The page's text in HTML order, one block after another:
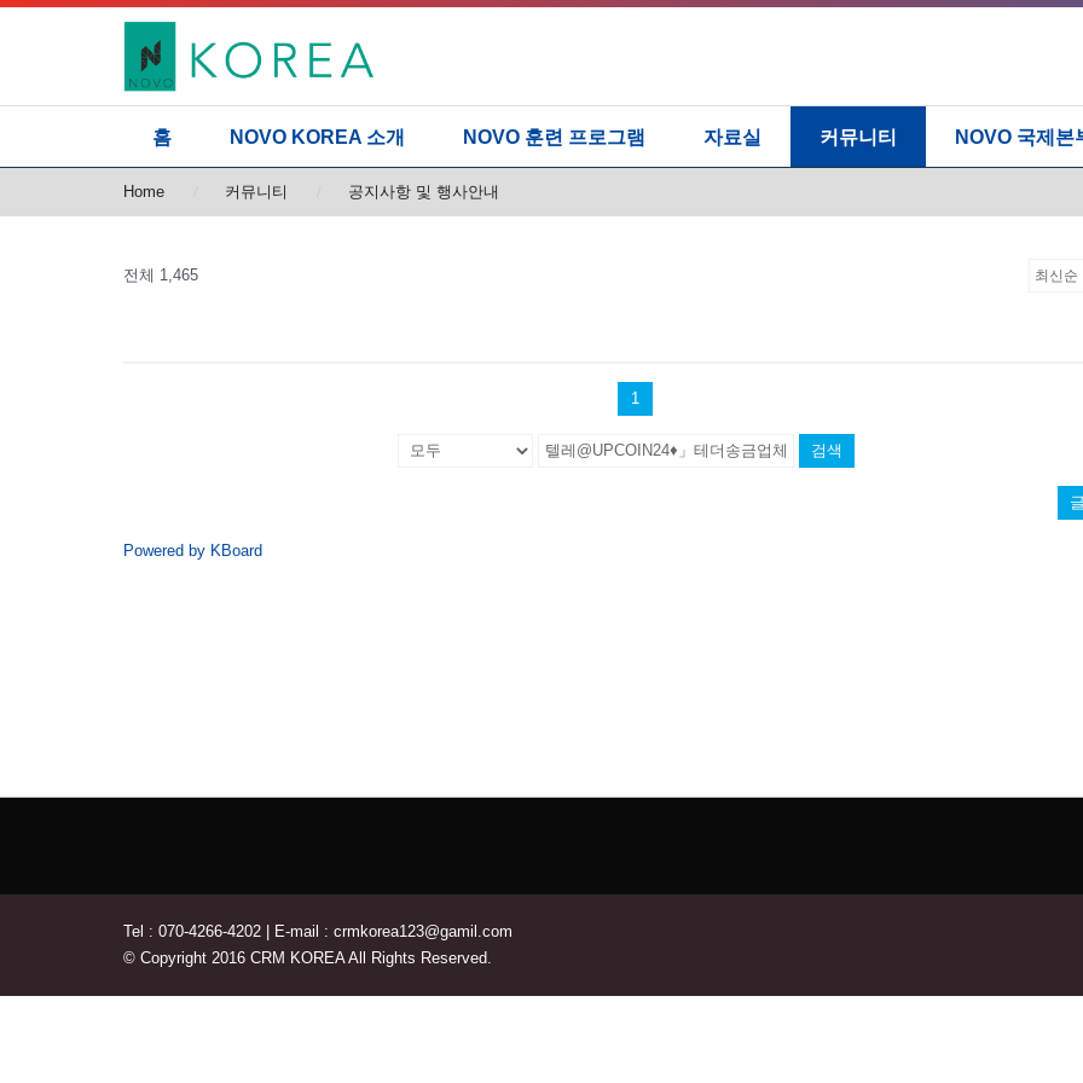
홈 NOVO KOREA 소개 NOVO 훈련 프로그램 자료실 커뮤니티 NOVO 국제본
Home 커뮤니티 공지사항 및 행사안내
전체 1,465
1
검색
Powered by KBoard
Tel : 070-4266-4202 | E-mail : crmkorea123@gamil.com
© Copyright 2016 CRM KOREA All Rights Reserved.